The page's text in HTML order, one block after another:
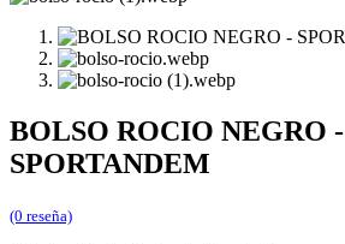
BOLSO ROCIO NEGRO -
SPORTANDEM
(0 reseña)